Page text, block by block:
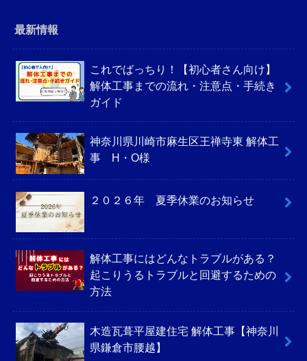
最新情報
これでばっちり！【初心者さん向け】
解体工事までの流れ・注意点・手続き
ガイド
神奈川県川崎市麻生区王禅寺東 解体工
事 H・O様
２０２６年 夏季休業のお知らせ
解体工事にはどんなトラブルがある？
起こりうるトラブルと回避するための
方法
木造瓦葺平屋建住宅 解体工事【神奈川
県鎌倉市腰越】